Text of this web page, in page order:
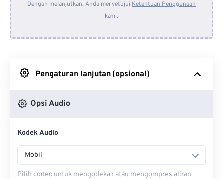
Dari Dropbox
Dengan melanjutkan, Anda menyetujui Ketentuan Penggunaan
kami.
Pengaturan lanjutan (opsional)
Opsi Audio
Kodek Audio
Mobil
Pilih codec untuk mengodekan atau mengompres aliran